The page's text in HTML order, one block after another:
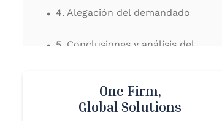
. 4. Alegación del demandado
. 5. Conclusiones y análisis del
6. Orden del Honorable Tribunal
Superior
One Firm,
Global Solutions